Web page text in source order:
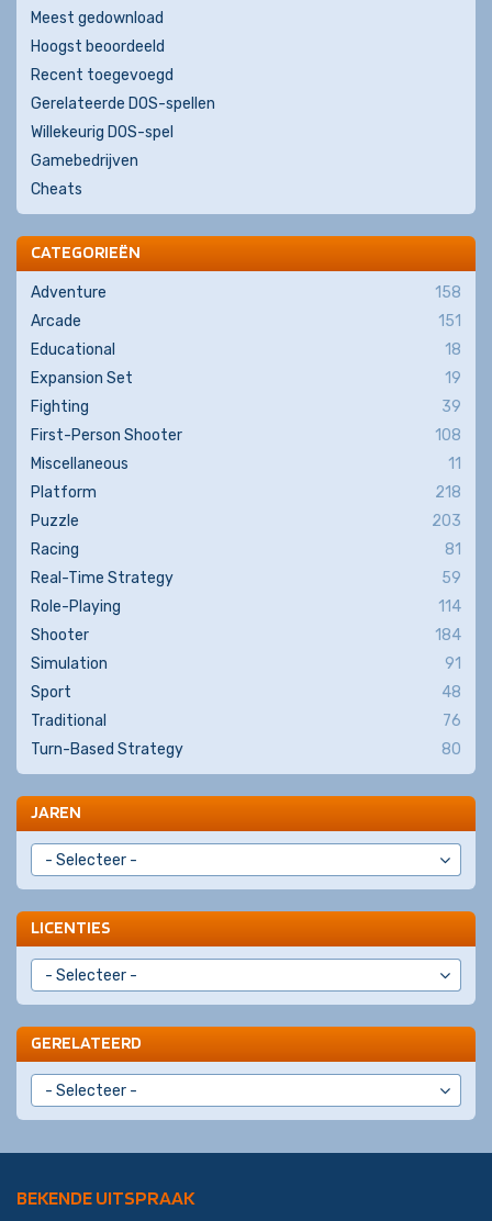
Meest gedownload
Hoogst beoordeeld
Recent toegevoegd
Gerelateerde DOS-spellen
Willekeurig DOS-spel
Gamebedrijven
Cheats
CATEGORIEËN
Adventure
158
Arcade
151
Educational
18
Expansion Set
19
Fighting
39
First-Person Shooter
108
Miscellaneous
11
Platform
218
Puzzle
203
Racing
81
Real-Time Strategy
59
Role-Playing
114
Shooter
184
Simulation
91
Sport
48
Traditional
76
Turn-Based Strategy
80
JAREN
LICENTIES
GERELATEERD
BEKENDE UITSPRAAK